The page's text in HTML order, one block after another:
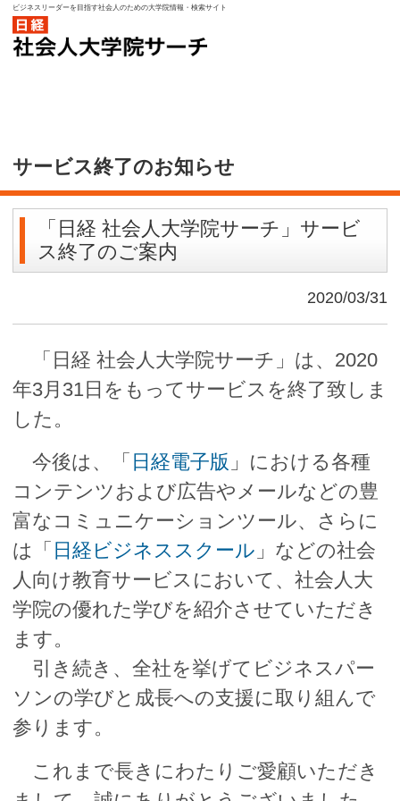
ビジネスリーダーを目指す社会人のための大学院情報・検索サイト
「日経 社会人大学院サーチ」サービ
ス終了のご案内
2020/03/31
「日経 社会人大学院サーチ」は、2020
年3月31日をもってサービスを終了致しま
コンテンツおよび広告やメールなどの豊
富なコミュニケーションツール、さらに
は「日経ビジネススクール 」などの社会
人向け教育サービスにおいて、社会人大
ます。
引き続き、全社を挙げてビジネスパー
ソンの学びと成長への支援に取り組んで
参ります。
これまで長きにわたりご愛顧いただき
まして、誠にありがとうございました。
今後とも、日本経済新聞社のビジネス
パーソンの学びを支援する各サービスを
ご利用くださいますよう、何とぞよろし
くお願い申し上げます。
日本経済新聞社
デジタル事業 メディアビジネスユニット
Nikkei Inc. No reproduction without